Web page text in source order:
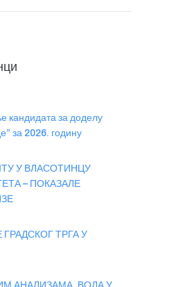
кандидата за доделу
за 2026. годину
У ВЛАСОТИНЦУ
– ПОКАЗАЛЕ
ТРГА У